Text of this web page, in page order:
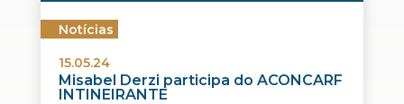
Notícias
15.05.24
Misabel Derzi participa do ACONCARF
INTINEIRANTE